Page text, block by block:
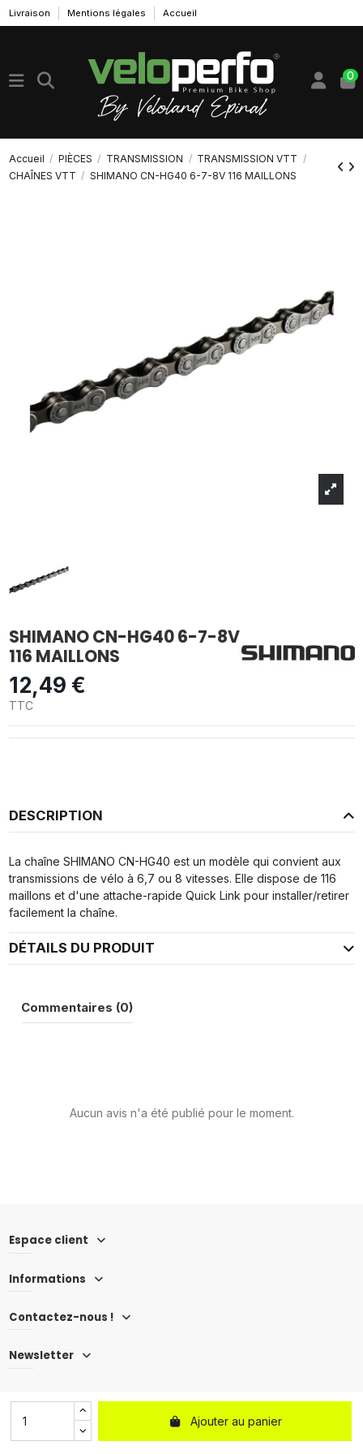
Livraison Mentions légales Accueil
0
Accueil PIÈCES TRANSMISSION
TRANSMISSION VTT
CHAÎNES VTT
SHIMANO CN-HG40 6-7-8V 116 MAILLONS
SHIMANO CN-HG40 6-7-8V
116 MAILLONS
12,49 €
TTC
Ajouter au panier
DESCRIPTION
La chaîne SHIMANO CN-HG40 est un modèle qui convient aux
transmissions de vélo à 6,7 ou 8 vitesses. Elle dispose de 116
maillons et d'une attache-rapide Quick Link pour installer/retirer
facilement la chaîne.
DÉTAILS DU PRODUIT
Commentaires (0)
Aucun avis n'a été publié pour le moment.
Espace client
Informations
Contactez-nous !
Newsletter